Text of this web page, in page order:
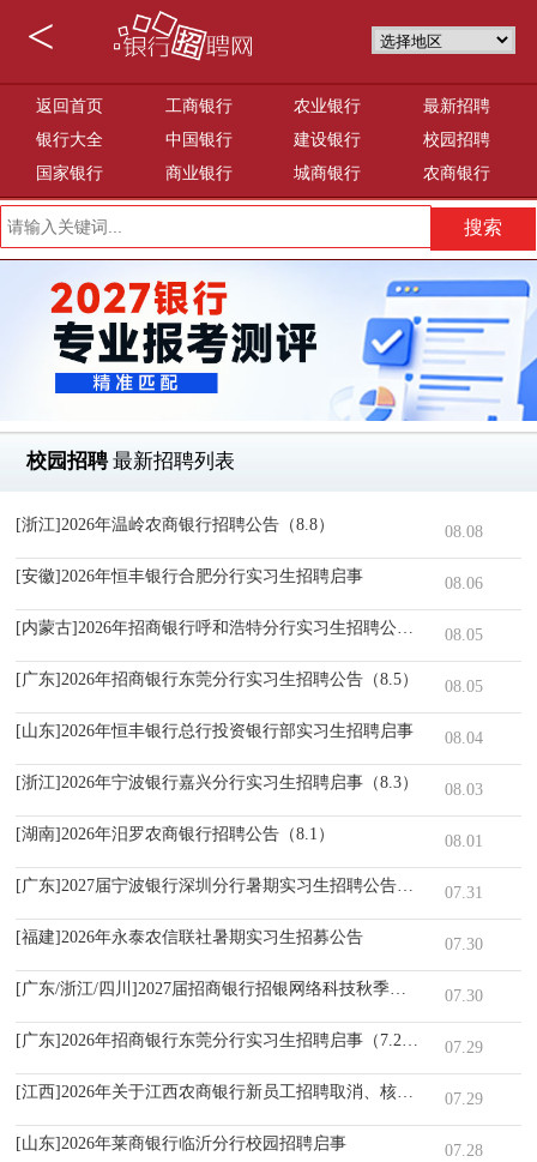
<
返回首页 工商银行 农业银行
最新招聘
银行大全
中国银行 建设银行
校园招聘
国家银行
商业银行 城商银行 农商银行
校园招聘最新招聘列表
[浙江]2026年温岭农商银行招聘公告（8.8） 08.08
[安徽]2026年恒丰银行合肥分行实习生招聘启事 08.06
[内蒙古]2026年招商银行呼和浩特分行实习生招聘公告（8.5）
08.05
[广东]2026年招商银行东莞分行实习生招聘公告（8.5） 08.05
[山东]2026年恒丰银行总行投资银行部实习生招聘启事 08.04
[浙江]2026年宁波银行嘉兴分行实习生招聘启事（8.3） 08.03
[湖南]2026年汨罗农商银行招聘公告（8.1） 08.01
[广东]2027届宁波银行深圳分行暑期实习生招聘公告（7.31）07.31
[福建]2026年永泰农信联社暑期实习生招募公告 07.30
[广东/浙江/四川]2027届招商银行招银网络科技秋季校园招聘公告
07.30
[广东]2026年招商银行东莞分行实习生招聘启事（7.29） 07.29
[江西]2026年关于江西农商银行新员工招聘取消、核减部分招聘岗位计
07.29
[山东]2026年莱商银行临沂分行校园招聘启事 07.28